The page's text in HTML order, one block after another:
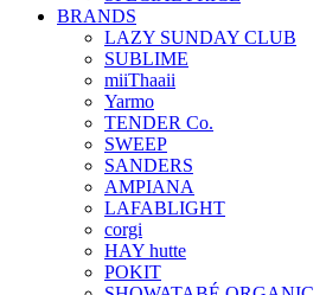
BRANDS
LAZY SUNDAY CLUB
SUBLIME
miiThaaii
Yarmo
TENDER Co.
SWEEP
SANDERS
AMPIANA
LAFABLIGHT
corgi
HAY hutte
POKIT